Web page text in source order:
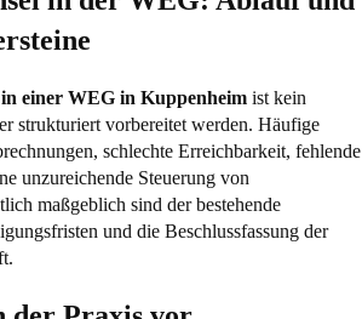
einer WEG in Kuppenheim ist kein
strukturiert vorbereitet werden. Häufige
schlechte Erreichbarkeit, fehlende
unzureichende Steuerung von
maßgeblich sind der bestehende
und die Beschlussfassung der